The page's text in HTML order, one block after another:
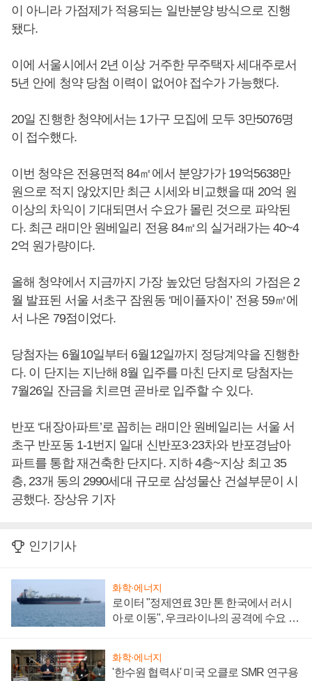
이 아니라 가점제가 적용되는 일반분양 방식으로 진행
됐다.
이에 서울시에서 2년 이상 거주한 무주택자 세대주로서
5년 안에 청약 당첨 이력이 없어야 접수가 가능했다.
20일 진행한 청약에서는 1가구 모집에 모두 3만5076명
이 접수했다.
이번 청약은 전용면적 84㎡에서 분양가가 19억5638만
원으로 적지 않았지만 최근 시세와 비교했을 때 20억 원
이상의 차익이 기대되면서 수요가 몰린 것으로 파악된
다. 최근 래미안 원베일리 전용 84㎡의 실거래가는 40~4
2억 원가량이다.
올해 청약에서 지금까지 가장 높았던 당첨자의 가점은 2
월 발표된 서울 서초구 잠원동 ‘메이플자이’ 전용 59㎡에
서 나온 79점이었다.
당첨자는 6월10일부터 6월12일까지 정당계약을 진행한
다. 이 단지는 지난해 8월 입주를 마친 단지로 당첨자는
7월26일 잔금을 치르면 곧바로 입주할 수 있다.
반포 ‘대장아파트’로 꼽히는 래미안 원베일리는 서울 서
초구 반포동 1-1번지 일대 신반포3·23차와 반포경남아
파트를 통합 재건축한 단지다. 지하 4층~지상 최고 35
층, 23개 동의 2990세대 규모로 삼성물산 건설부문이 시
공했다. 장상유 기자
인기기사
화학·에너지
로이터 "정제연료 3만 톤 한국에서 러시
아로 이동", 우크라이나의 공격에 수요 늘
화학·에너지
'한수원 협력사' 미국 오클로 SMR 연구용